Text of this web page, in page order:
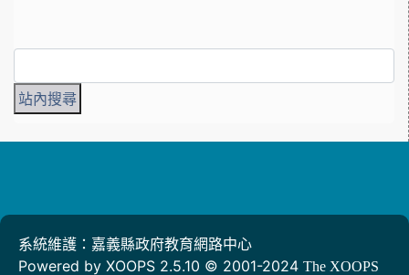
系統維護：嘉義縣政府教育網路中心
Powered by XOOPS 2.5.10 © 2001-2024 The XOOPS